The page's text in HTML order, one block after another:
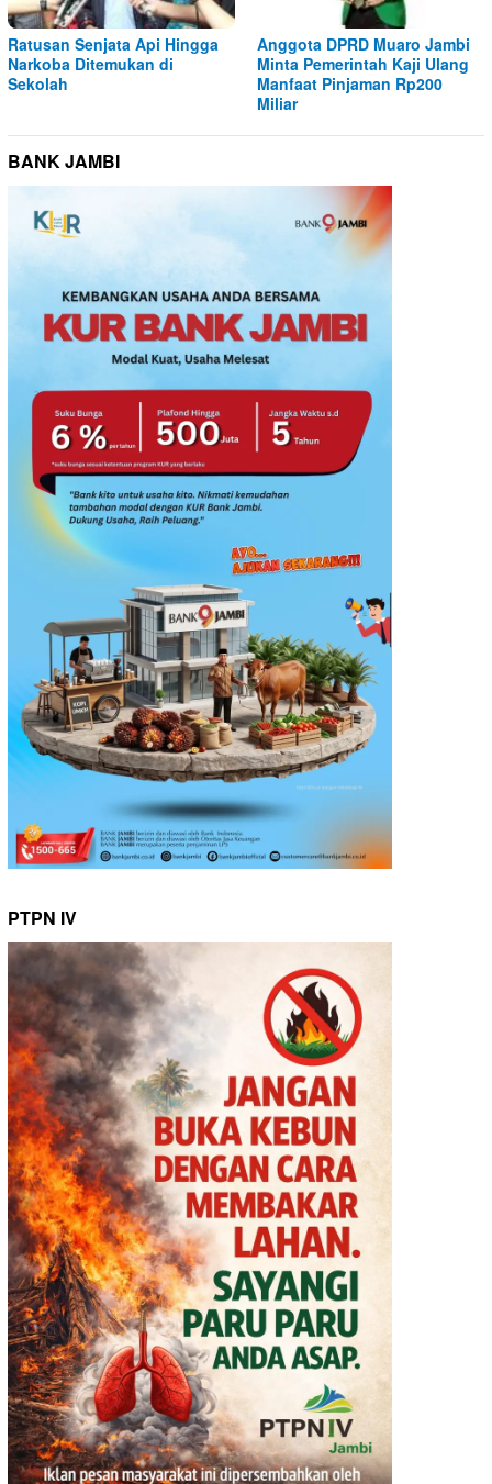
Ratusan Senjata Api Hingga
Narkoba Ditemukan di
Sekolah
Anggota DPRD Muaro Jambi
Minta Pemerintah Kaji Ulang
Manfaat Pinjaman Rp200
Miliar
BANK JAMBI
PTPN IV